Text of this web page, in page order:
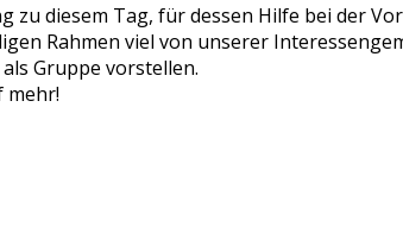
zu diesem Tag, für dessen Hilfe bei der
Rahmen viel von unserer
Gruppe vorstellen.
mehr!